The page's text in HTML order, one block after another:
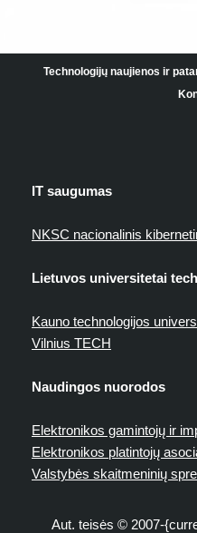
Technologijų naujienos ir
IT saugumas
NKSC nacionalinis
Lietuvos universitetai
Kauno technologijos
Vilnius TECH
Naudingos nuorodos
Elektronikos gamintojų ir
Elektronikos platintojų
Valstybės skaitmeninių
Aut. teisės © 2007-